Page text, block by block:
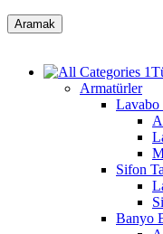
Aramak
Armatürler
Lavabo
Sifon
Banyo